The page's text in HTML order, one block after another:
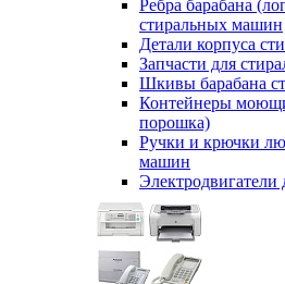
Ребра барабана
стиральных машин
Детали корпуса
Запчасти для
Шкивы барабана
Контейнеры
порошка)
Ручки и крючки
машин